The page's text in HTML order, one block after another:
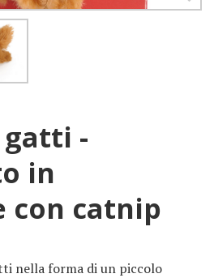
in
con catnip
nella forma di un piccolo